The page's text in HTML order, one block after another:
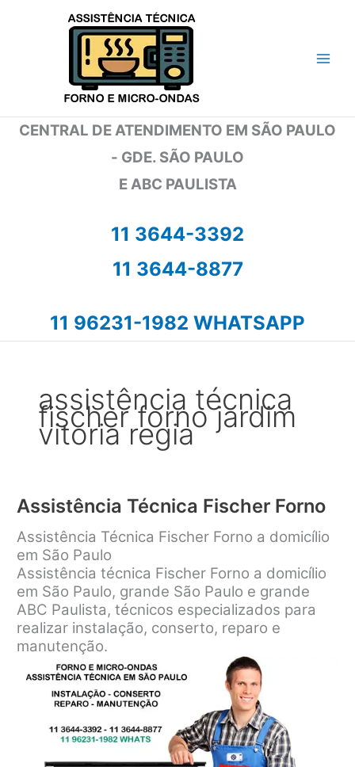
CENTRAL DE ATENDIMENTO EM SÃO PAULO
- GDE. SÃO PAULO
E ABC PAULISTA
11 3644-3392
11 3644-8877
11 96231-1982 WHATSAPP
assistência técnica
fischer forno jardim
vitoria regia
Assistência Técnica Fischer Forno
Assistência Técnica Fischer Forno a domicílio
em São Paulo
Assistência técnica Fischer Forno a domicílio
em São Paulo, grande São Paulo e grande
ABC Paulista, técnicos especializados para
realizar instalação, conserto, reparo e
manutenção.